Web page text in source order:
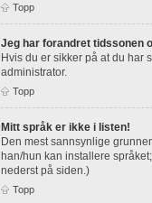
Topp
Jeg har forandret tidssonen
Hvis du er sikker på at du har
administrator.
Topp
Mitt språk er ikke i listen!
Den mest sannsynlige
han/hun kan installere
nederst på siden.)
Topp